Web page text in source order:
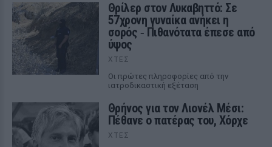
Θρίλερ στον Λυκαβηττό: Σε
57χρονη γυναίκα ανήκει η
σορός ‑ Πιθανότατα έπεσε από
ύψος
ΧΤΕΣ
Οι πρώτες πληροφορίες από την
ιατροδικαστική εξέταση
Θρήνος για τον Λιονέλ Μέσι:
Πέθανε ο πατέρας του, Χόρχε
ΧΤΕΣ